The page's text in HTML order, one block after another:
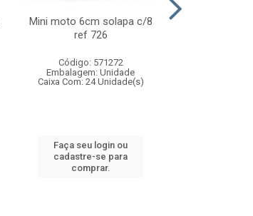
Mini moto 6cm solapa c/8
ref 726
Código: 571272
Embalagem: Unidade
Caixa Com: 24 Unidade(s)
Faça seu login ou
cadastre-se para
comprar.